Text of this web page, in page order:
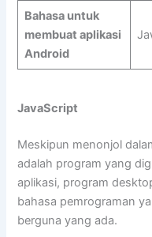
Bahasa untuk
membuat aplikasi
Android
JavaScript
Meskipun menonjol
adalah program yang
aplikasi, program
bahasa pemrograman
berguna yang ada.